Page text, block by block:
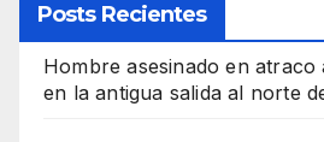
Posts Recientes
Hombre asesinado en atraco
en la antigua salida al norte